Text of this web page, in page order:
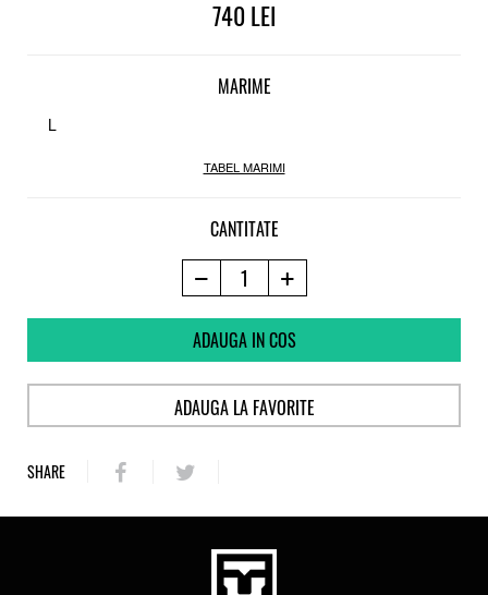
Universal, compatibil placa cu 4x4, 4x2, Channel
740
MARIME
L
TABEL MARIMI
CANTITATE
ADAUGA IN COS
ADAUGA LA FAVORITE
SHARE